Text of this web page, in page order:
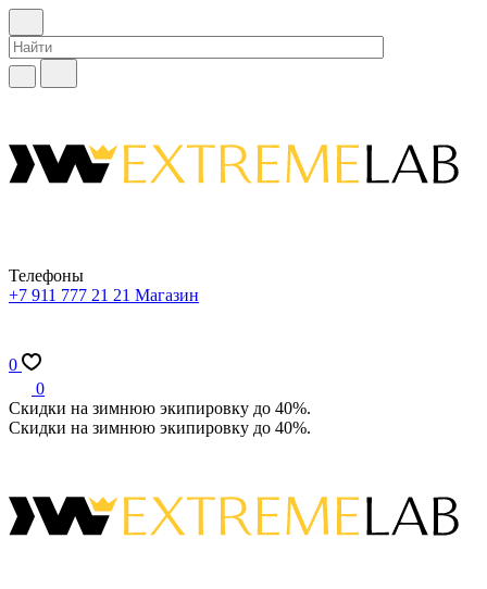
Телефоны
+7 911 777 21 21 Магазин
0
0
Скидки на зимнюю экипировку до 40%.
Скидки на зимнюю экипировку до 40%.